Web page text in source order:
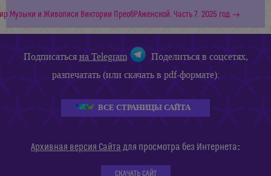
Музыки и Живописи Виктории ПреобРАженской. Часть 7. 2025 год →
Подписатьсяна Telegram
Поделиться в соцсетях,
разпечатать (или скачать в pdf-формате):
ВСЕ СТРАНИЦЫ САЙТА
Архивная версия Сайта для просмотра без Интернета:
СКАЧАТЬ САЙТ